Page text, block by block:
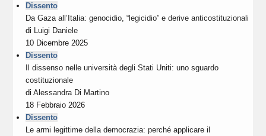
Dissento
Da Gaza all’Italia: genocidio, “legicidio” e derive anticostituzionali
di Luigi Daniele
10 Dicembre 2025
Dissento
Il dissenso nelle università degli Stati Uniti: uno sguardo
costituzionale
diAlessandra Di Martino
18 Febbraio 2026
Dissento
Le armi legittime della democrazia: perché applicare il